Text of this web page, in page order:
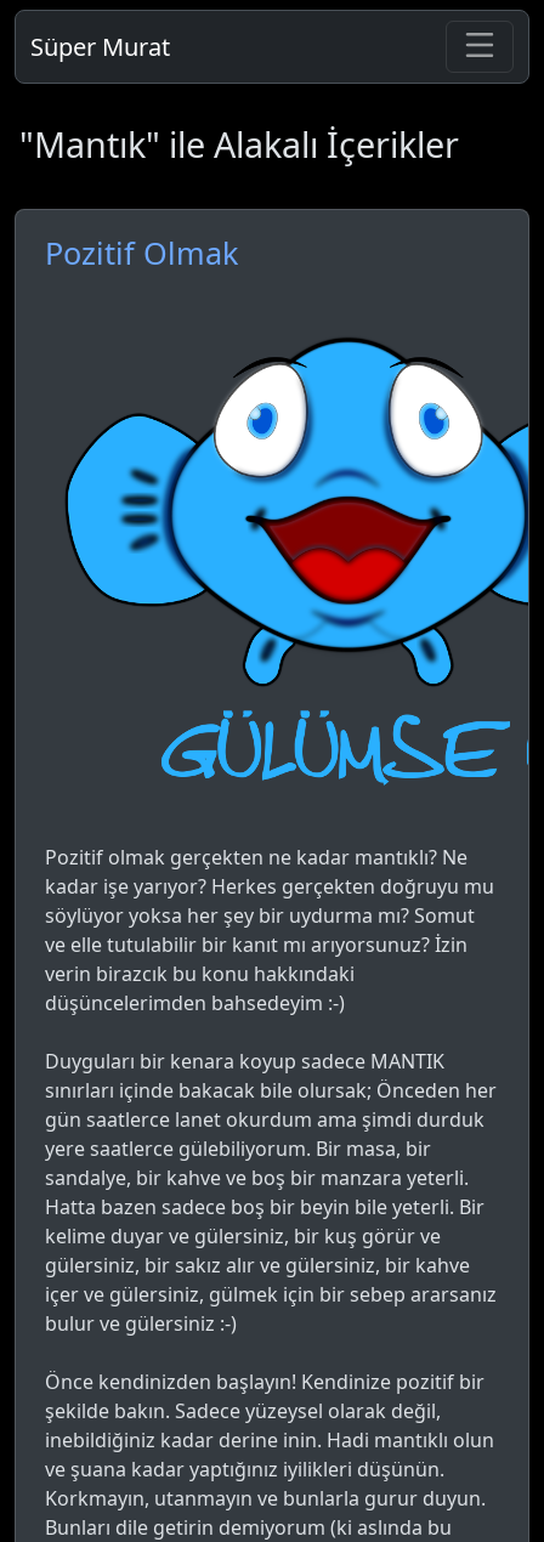
Süper Murat
"Mantık" ile Alakalı İçerikler
Pozitif Olmak
Pozitif olmak gerçekten ne kadar mantıklı? Ne
kadar işe yarıyor? Herkes gerçekten doğruyu mu
söylüyor yoksa her şey bir uydurma mı? Somut
ve elle tutulabilir bir kanıt mı arıyorsunuz? İzin
verin birazcık bu konu hakkındaki
düşüncelerimden bahsedeyim :-)
Duyguları bir kenara koyup sadece MANTIK
sınırları içinde bakacak bile olursak; Önceden her
gün saatlerce lanet okurdum ama şimdi durduk
yere saatlerce gülebiliyorum. Bir masa, bir
sandalye, bir kahve ve boş bir manzara yeterli.
Hatta bazen sadece boş bir beyin bile yeterli. Bir
kelime duyar ve gülersiniz, bir kuş görür ve
gülersiniz, bir sakız alır ve gülersiniz, bir kahve
içer ve gülersiniz, gülmek için bir sebep ararsanız
bulur ve gülersiniz :-)
Önce kendinizden başlayın! Kendinize pozitif bir
şekilde bakın. Sadece yüzeysel olarak değil,
inebildiğiniz kadar derine inin. Hadi mantıklı olun
ve şuana kadar yaptığınız iyilikleri düşünün.
Korkmayın, utanmayın ve bunlarla gurur duyun.
Bunları dile getirin demiyorum (ki aslında bu